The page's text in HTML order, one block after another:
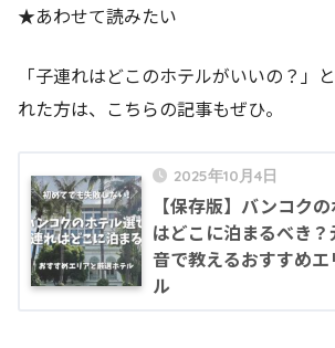
★あわせて読みたい
「子連れはどこのホテルがいいの？」
れた方は、こちらの記事もぜひ。
2025年10月4日
【保存版】バンコク
はどこに泊まるべき
音で教えるおすすめ
ル